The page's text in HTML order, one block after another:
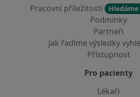
Pracovní příležitosti
Podmínky
Partneři
Jak řadíme výsledky
Přístupnost
Pro pacienty
Lékaři